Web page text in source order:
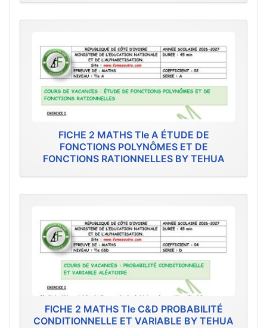
FICHE 2 MATHS Tle A ÉTUDE DE
FONCTIONS POLYNÔMES ET DE
FONCTIONS RATIONNELLES BY TEHUA
FICHE 2 MATHS Tle C&D PROBABILITÉ
CONDITIONNELLE ET VARIABLE BY TEHUA